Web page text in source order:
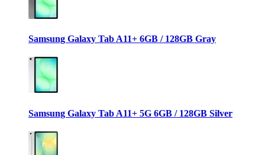
Samsung Galaxy Tab A11+ 6GB / 128GB Gray
Samsung Galaxy Tab A11+ 5G 6GB / 128GB Silver